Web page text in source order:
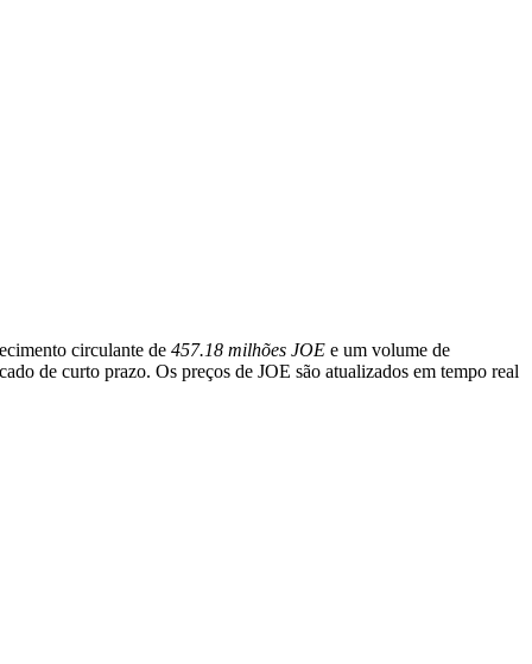
circulante de 457.18 milhões JOE e um volume de
de curto prazo. Os preços de JOE são atualizados em tempo real